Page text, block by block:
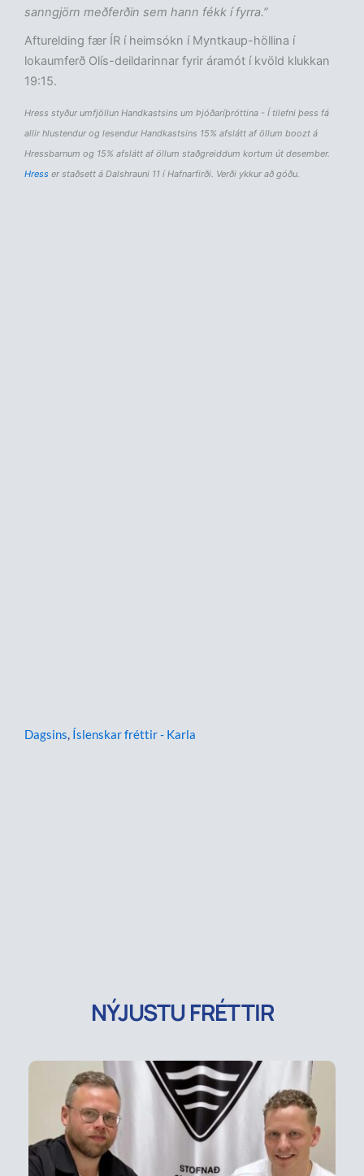
sanngjörn meðferðin sem hann fékk í fyrra.”
Afturelding fær ÍR í heimsókn í Myntkaup-höllina í
lokaumferð Olís-deildarinnar fyrir áramót í kvöld klukkan
19:15.
Hress styður umfjöllun Handkastsins um Þjóðaríþróttina - Í tilefni þess fá
allir hlustendur og lesendur Handkastsins 15% afslátt af öllum boozt á
Hressbarnum og 15% afslátt af öllum staðgreiddum kortum út desember.
Hress er staðsett á Dalshrauni 11 í Hafnarfirði. Verði ykkur að góðu.
Dagsins, Íslenskar fréttir - Karla
NÝJUSTU FRÉTTIR